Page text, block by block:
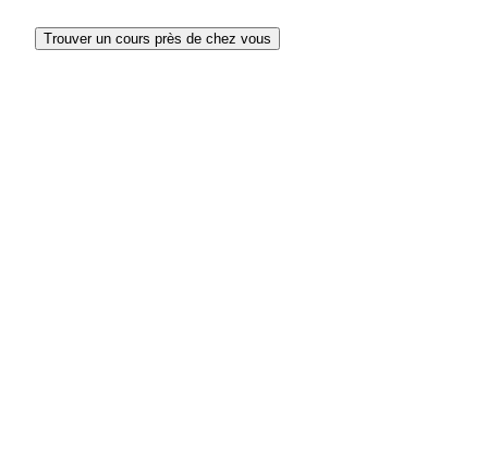
Trouver un cours près de chez vous